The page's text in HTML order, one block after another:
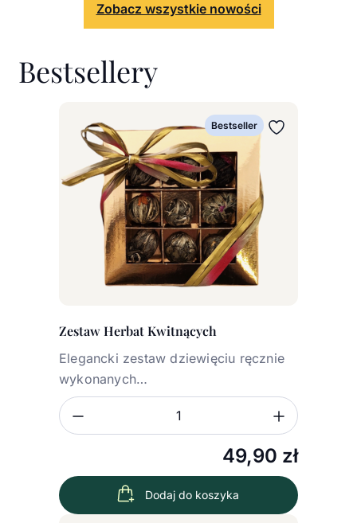
Zobacz wszystkie nowości
Bestsellery
Bestseller
Zestaw Herbat Kwitnących
Elegancki zestaw dziewięciu ręcznie
wykonanych…
49,90 zł
Zmniejsz ilość
Dodaj do koszyka